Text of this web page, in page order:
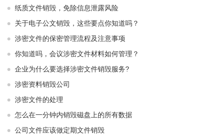
纸质文件销毁，免除信息泄露风险
关于电子公文销毁，这些要点你知道吗？
涉密文件的保密管理流程及注意事项
你知道吗，会议涉密文件材料如何管理？
企业为什么要选择涉密文件销毁服务?
涉密资料销毁公司
涉密文件的处理
怎么在一分钟内销毁磁盘上的所有数据
公司文件应该做定期文件销毁